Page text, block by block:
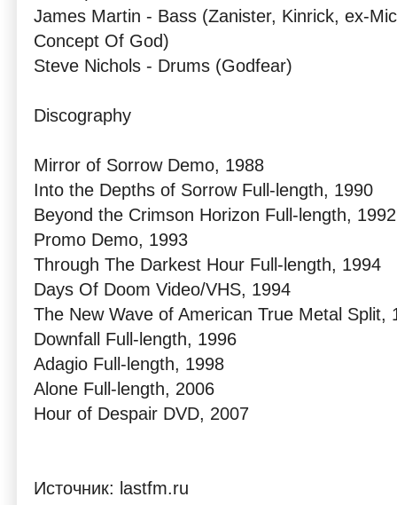
James Martin - Bass (Zanister, Kinrick, ex-
Concept Of God)
Steve Nichols - Drums (Godfear)
Discography
Mirror of Sorrow Demo, 1988
Into the Depths of Sorrow Full-length, 1990
Beyond the Crimson Horizon Full-length, 1992
Promo Demo, 1993
Through The Darkest Hour Full-length, 1994
Days Of Doom Video/VHS, 1994
The New Wave of American True Metal Split,
Downfall Full-length, 1996
Adagio Full-length, 1998
Alone Full-length, 2006
Hour of Despair DVD, 2007
Источник: lastfm.ru